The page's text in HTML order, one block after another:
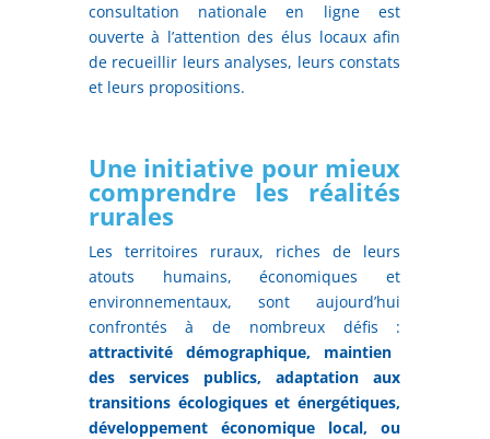
consultation nationale en ligne est
ouverte à l’attention des élus locaux afin
de recueillir leurs analyses, leurs constats
et leurs propositions.
Une initiative pour mieux
comprendre les réalités
rurales
Les territoires ruraux, riches de leurs
atouts humains, économiques et
environnementaux, sont aujourd’hui
confrontés à de nombreux défis :
attractivité démographique, maintien
des services publics, adaptation aux
transitions écologiques et énergétiques,
développement économique local, ou